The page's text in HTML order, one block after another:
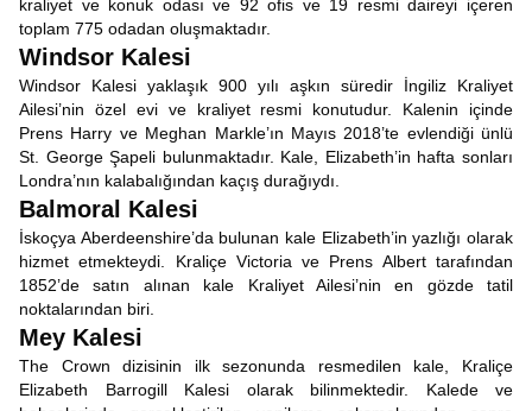
kraliyet ve konuk odası ve 92 ofis ve 19 resmi daireyi içeren
toplam 775 odadan oluşmaktadır.
Windsor Kalesi
Windsor Kalesi yaklaşık 900 yılı aşkın süredir İngiliz Kraliyet
Ailesi’nin özel evi ve kraliyet resmi konutudur. Kalenin içinde
Prens Harry ve Meghan Markle’ın Mayıs 2018’te evlendiği ünlü
St. George Şapeli bulunmaktadır. Kale, Elizabeth’in hafta sonları
Londra’nın kalabalığından kaçış durağıydı.
Balmoral Kalesi
İskoçya Aberdeenshire’da bulunan kale Elizabeth’in yazlığı olarak
hizmet etmekteydi. Kraliçe Victoria ve Prens Albert tarafından
1852’de satın alınan kale Kraliyet Ailesi’nin en gözde tatil
noktalarından biri.
Mey Kalesi
The Crown dizisinin ilk sezonunda resmedilen kale, Kraliçe
Elizabeth Barrogill Kalesi olarak bilinmektedir. Kalede ve